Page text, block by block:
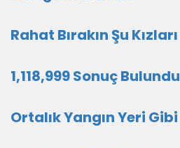
Rahat Bırakın Şu Kızları
1,118,999 Sonuç Bulundu
Ortalık Yangın Yeri Gibi